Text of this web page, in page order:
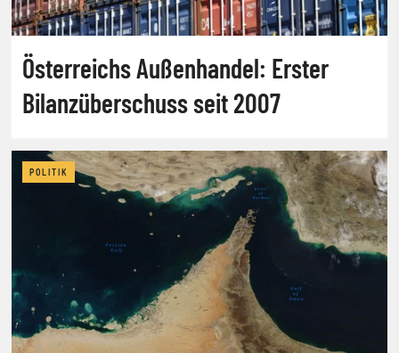
Österreichs Außenhandel: Erster
Bilanzüberschuss seit 2007
POLITIK